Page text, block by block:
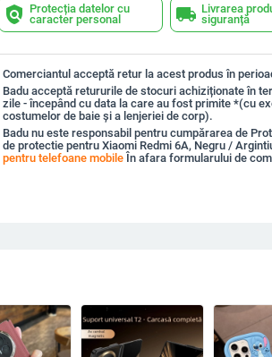
policy Protecția datelor cu
caracter personal
local_shipping Livrarea
siguranță
Comerciantul acceptă retur la acest produs în
Badu acceptă retururile de stocuri achiziționate în
zile - începând cu data la care au fost primite *(cu
costumelor de baie și a lenjeriei de corp).
Badu nu este responsabil pentru cumpărarea de
de protectie pentru Xiaomi Redmi 6A, Negru /
pentru telefoane mobileÎn afara formularului de